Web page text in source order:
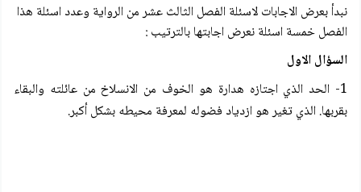
نبدأ بعرض الاجابات لاسئلة الفصل الثالث عشر من الرواية وعدد اسئلة هذا
الفصل خمسة اسئلة نعرض اجابتها بالترتيب :
السؤال الاول
1- الحد الذي اجتازه هدارة هو الخوف من الانسلاخ من عائلته والبقاء
بقربها. الذي تغير هو ازدياد فضوله لمعرفة محيطه بشكل أكبر.